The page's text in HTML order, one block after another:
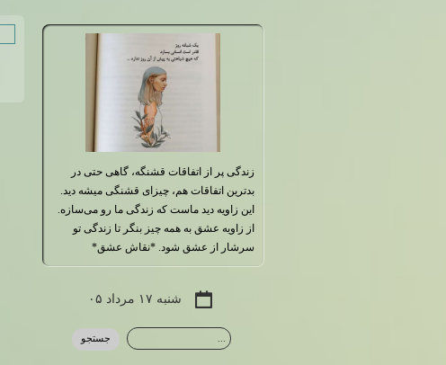
زندگی پر از اتفاقات قشنگه، گاهی حتی در
بدترین اتفاقات هم، چیزای قشنگی میشه دید.
این زاویه دید ماست که زندگی ما رو می‌سازه.
از زاویه عشق به همه چیز بنگر تا زندگی تو
سرشار از عشق شود. *نقاش عشق*
شنبه ۱۷ مرداد ۰۵